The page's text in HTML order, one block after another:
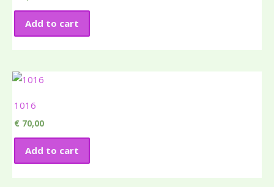
Add to cart
1016
€ 70,00
Add to cart